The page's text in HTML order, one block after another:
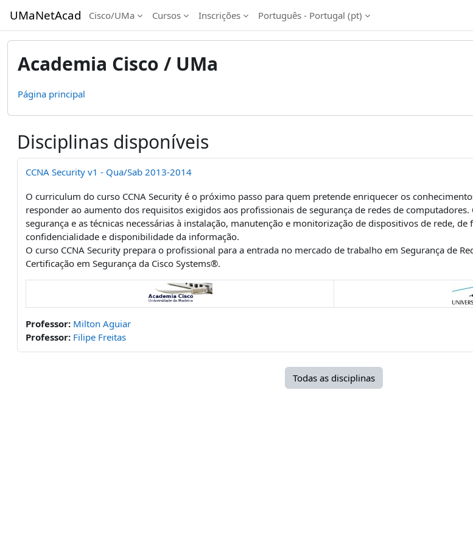
UMaNetAcad Cisco/UMa Cursos Inscrições Português - Portugal ‎(pt)‎
Academia Cisco / UMa
Página principal
Disciplinas disponíveis
CCNA Security v1 - Qua/Sab 2013-2014
O curriculum do curso CCNA Security é o próximo passo para quem pretende enriquecer os
responder ao aumento dos requisitos exigidos aos profissionais de segurança de redes de
segurança e as técnicas necessárias à instalação, manutenção e monitorização de dispositivos de rede,
confidencialidade e disponibilidade da informação.
O curso CCNA Security prepara o profissional para a entrada no mercado de trabalho em Segurança de
Certificação em Segurança da Cisco Systems®.
Professor: Milton Aguiar
Professor: Filipe Freitas
Todas as disciplinas